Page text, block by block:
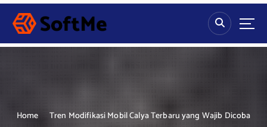
S
p
Home Tren Modifikasi Mobil Calya Terbaru yang Wajib Dicoba